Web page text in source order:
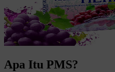
Apa Itu PMS?